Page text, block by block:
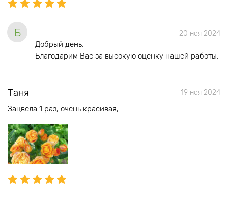
Б 20 ноя 2024
Добрый день.
Благодарим Вас за высокую оценку нашей работы.
Таня 19 ноя 2024
Зацвела 1 раз, очень красивая,